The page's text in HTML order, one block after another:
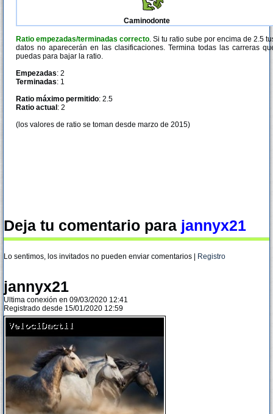
Caminodonte
Ratio empezadas/terminadas correcto. Si tu ratio sube por encima de 2.5
datos no aparecerán en las clasificaciones. Termina todas las carreras
puedas para bajar la ratio.
Empezadas: 2
Terminadas: 1
Ratio máximo permitido: 2.5
Ratio actual : 2
(los valores de ratio se toman desde marzo de 2015)
Deja tu comentario para jannyx21
Lo sentimos, los invitados no pueden enviar comentarios | Registro
jannyx21
Ultima conexión en 09/03/2020 12:41
Registrado desde 15/01/2020 12:59